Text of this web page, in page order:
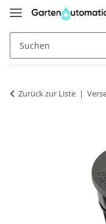
Zurück zur Liste